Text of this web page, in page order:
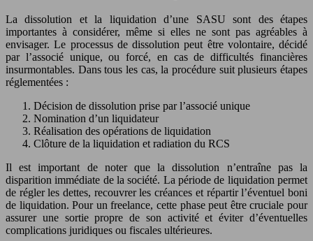
La dissolution et la liquidation d’une SASU sont des étapes
importantes à considérer, même si elles ne sont pas agréables à
envisager. Le processus de dissolution peut être volontaire, décidé
par l’associé unique, ou forcé, en cas de difficultés financières
insurmontables. Dans tous les cas, la procédure suit plusieurs étapes
réglementées :
Décision de dissolution prise par l’associé unique
Nomination d’un liquidateur
Réalisation des opérations de liquidation
Clôture de la liquidation et radiation du RCS
Il est important de noter que la dissolution n’entraîne pas la
disparition immédiate de la société. La période de liquidation permet
de régler les dettes, recouvrer les créances et répartir l’éventuel boni
de liquidation. Pour un freelance, cette phase peut être cruciale pour
assurer une sortie propre de son activité et éviter d’éventuelles
complications juridiques ou fiscales ultérieures.